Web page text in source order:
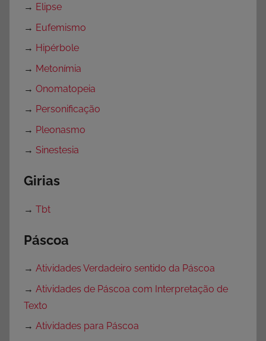
→ Elipse
→ Eufemismo
→ Hipérbole
→ Metonímia
→ Onomatopeia
→ Personificação
→ Pleonasmo
→ Sinestesia
Girias
→ Tbt
Páscoa
→ Atividades Verdadeiro sentido da Páscoa
→ Atividades de Páscoa com Interpretação de
Texto
→ Atividades para Páscoa